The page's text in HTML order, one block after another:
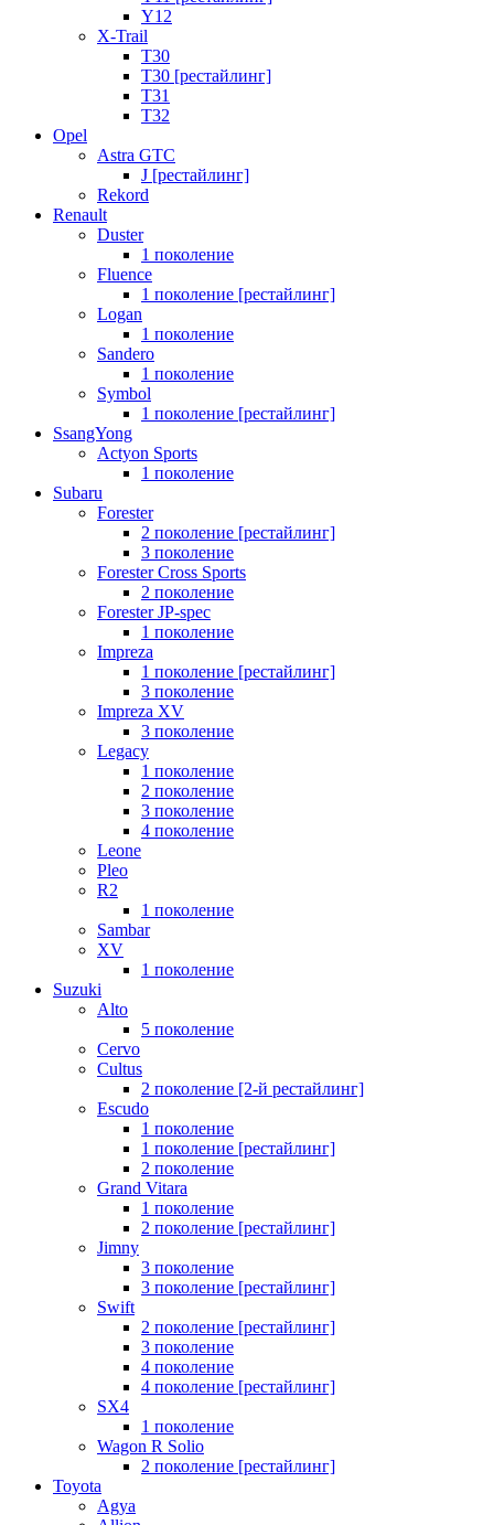
Y12
X-Trail
T30
T30 [рестайлинг]
T31
T32
Opel
Astra GTC
J [рестайлинг]
Rekord
Renault
Duster
1 поколение
Fluence
1 поколение [рестайлинг]
Logan
1 поколение
Sandero
1 поколение
Symbol
1 поколение [рестайлинг]
SsangYong
Actyon Sports
1 поколение
Subaru
Forester
2 поколение [рестайлинг]
3 поколение
Forester Cross Sports
2 поколение
Forester JP-spec
1 поколение
Impreza
1 поколение [рестайлинг]
3 поколение
Impreza XV
3 поколение
Legacy
1 поколение
2 поколение
3 поколение
4 поколение
Leone
Pleo
R2
1 поколение
Sambar
XV
1 поколение
Suzuki
Alto
5 поколение
Cervo
Cultus
2 поколение [2-й рестайлинг]
Escudo
1 поколение
1 поколение [рестайлинг]
2 поколение
Grand Vitara
1 поколение
2 поколение [рестайлинг]
Jimny
3 поколение
3 поколение [рестайлинг]
Swift
2 поколение [рестайлинг]
3 поколение
4 поколение
4 поколение [рестайлинг]
SX4
1 поколение
Wagon R Solio
2 поколение [рестайлинг]
Toyota
Agya